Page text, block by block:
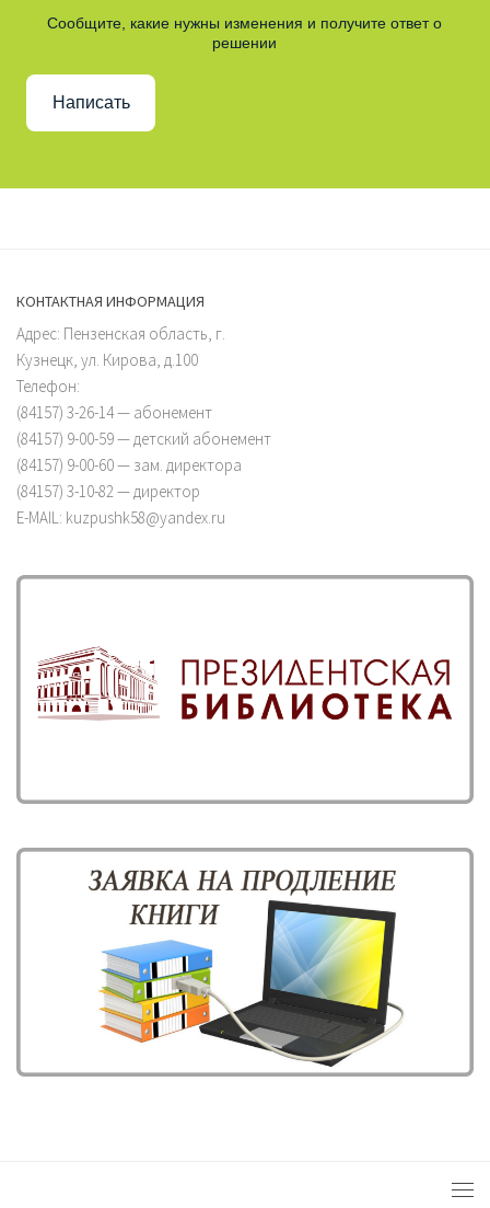
Сообщите, какие нужны изменения и получите ответ о
решении
Написать
КОНТАКТНАЯ ИНФОРМАЦИЯ
Адрес: Пензенская область, г.
Кузнецк, ул. Кирова, д.100
Телефон:
(84157) 3-26-14 — абонемент
(84157) 9-00-59 — детский абонемент
(84157) 9-00-60 — зам. директора
(84157) 3-10-82 — директор
E-MAIL: kuzpushk58@yandex.ru